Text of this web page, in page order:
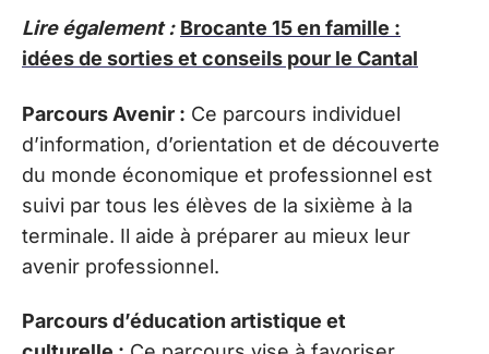
Lire également : Brocante 15 en famille :
idées de sorties et conseils pour le Cantal
Parcours Avenir : Ce parcours individuel
d’information, d’orientation et de découverte
du monde économique et professionnel est
suivi par tous les élèves de la sixième à la
terminale. Il aide à préparer au mieux leur
avenir professionnel.
Parcours d’éducation artistique et